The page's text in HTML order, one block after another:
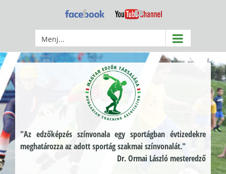
Facebook YouTube
Menj...
"Az edzőképzés színvonala egy sportágban évtizedekre
meghatározza az adott sportág szakmai színvonalát."
Dr. Ormai László mesteredző